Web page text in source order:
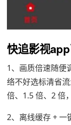
快追影视
1、画质倍速随便
络不好选标清省
倍、1.5 倍、2 倍
2、离线缓存 + 一